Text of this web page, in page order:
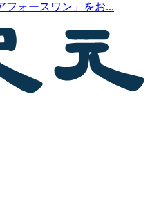
フォースワン」をお...